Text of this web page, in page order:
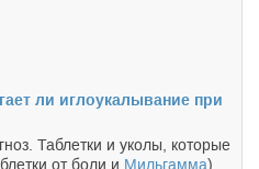
ли иглоукалывание при
Таблетки и уколы, которые
от боли и Мильгамма),